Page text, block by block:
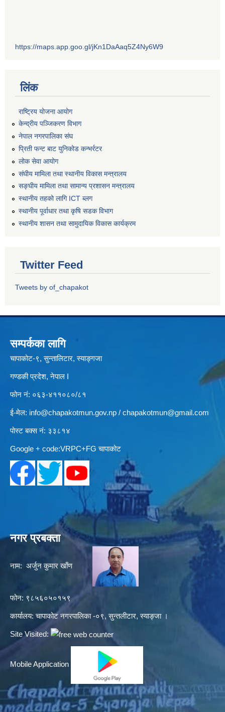
https://maps.app.goo.gl/jKn1DaAaq5Z4Ny6W9
लिंक
राष्ट्रिय योजना आयोग
केन्द्रीय पञ्जिकरण विभाग
नेपाल नगरपालिका संघ
प्रिती फन्ट बाट युनिकोड कन्भर्रटर
लोक सेवा आयोग
संघीय मामिला तथा स्थानीय विकास मन्त्रालय
सङ्घीय मामिला तथा सामान्य प्रशासन मन्त्रालय
स्थानीय तहको लागि ICT ब्लग
स्थानीय पूर्वाधार तथा कृषि सडक विभाग
स्थानीय शासन तथा सामुदायिक विकास कार्यक्रम
Twitter Feed
Tweets by of_chapakot
सम्पर्कका लागि
चापाकोट-९, सुन्तालिटार, स्याङ्गजा
गण्डकी प्रदेश, नेपाल I
फोन नं: ०६३-४११०८०/८१
ई-मेल: info@chapakotmun.gov.np / chapakotmun@gmail.com
पोस्ट बक्स नं: ३३८१४
Google + code:VRPC+FG चापाकोट
नगर प्रबक्ता
नाम: अर्जुन कुमार खाँण
फोन: ९८५६०५०१५९
कार्यालय: चापाकोट नगरपालिका -०९, सुन्तलीटार, स्याङ्जा ।
Site Visited:
Mobile Application